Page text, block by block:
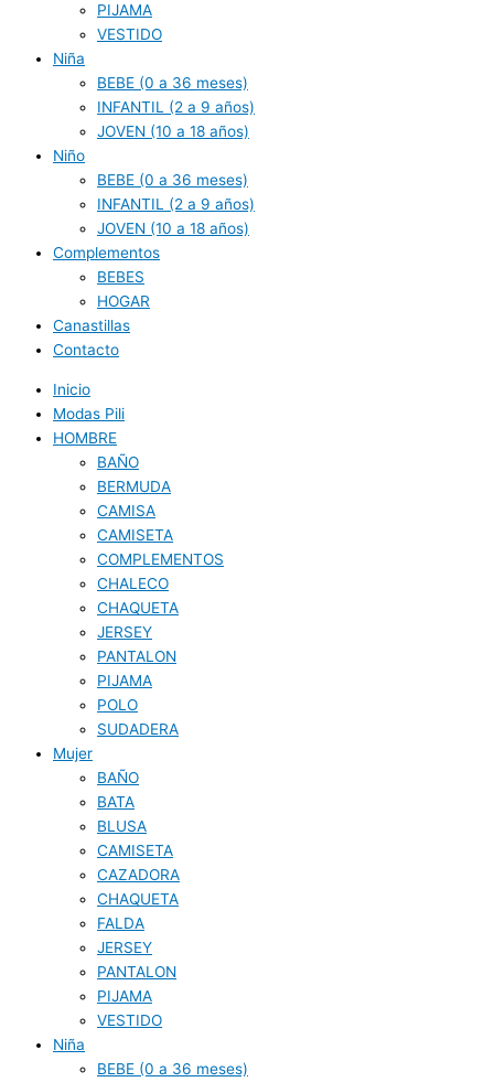
PIJAMA
VESTIDO
Niña
BEBE (0 a 36 meses)
INFANTIL (2 a 9 años)
JOVEN (10 a 18 años)
Niño
BEBE (0 a 36 meses)
INFANTIL (2 a 9 años)
JOVEN (10 a 18 años)
Complementos
BEBES
HOGAR
Canastillas
Contacto
Inicio
Modas Pili
HOMBRE
BAÑO
BERMUDA
CAMISA
CAMISETA
COMPLEMENTOS
CHALECO
CHAQUETA
JERSEY
PANTALON
PIJAMA
POLO
SUDADERA
Mujer
BAÑO
BATA
BLUSA
CAMISETA
CAZADORA
CHAQUETA
FALDA
JERSEY
PANTALON
PIJAMA
VESTIDO
Niña
BEBE (0 a 36 meses)